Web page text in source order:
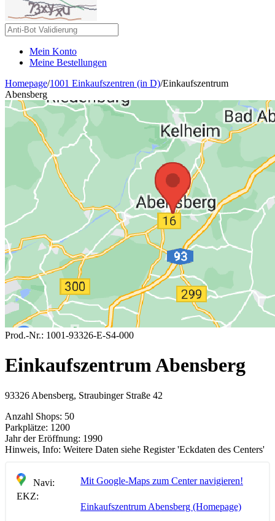
Mein Konto
Meine Bestellungen
Homepage/1001 Einkaufszentren (in D)/Einkaufszentrum
Abensberg
Prod.-Nr.: 1001-93326-E-S4-000
Einkaufszentrum Abensberg
93326 Abensberg, Straubinger Straße 42
Anzahl Shops: 50
Parkplätze: 1200
Jahr der Eröffnung: 1990
Hinweis, Info: Weitere Daten siehe Register 'Eckdaten des Centers'
Navi:
Mit Google-Maps zum Center navigieren!
EKZ:
Einkaufszentrum Abensberg (Homepage)